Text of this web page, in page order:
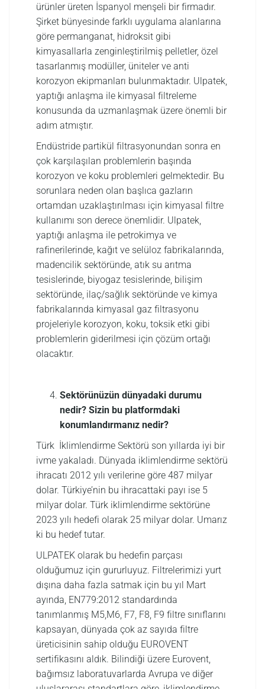
ürünler üreten İspanyol menşeli bir firmadır.
Şirket bünyesinde farklı uygulama alanlarına
göre permanganat, hidroksit gibi
kimyasallarla zenginleştirilmiş pelletler, özel
tasarlanmış modüller, üniteler ve anti
korozyon ekipmanları bulunmaktadır. Ulpatek,
yaptığı anlaşma ile kimyasal filtreleme
konusunda da uzmanlaşmak üzere önemli bir
adım atmıştır.
Endüstride partikül filtrasyonundan sonra en
çok karşılaşılan problemlerin başında
korozyon ve koku problemleri gelmektedir. Bu
sorunlara neden olan başlıca gazların
ortamdan uzaklaştırılması için kimyasal filtre
kullanımı son derece önemlidir. Ulpatek,
yaptığı anlaşma ile petrokimya ve
rafinerilerinde, kağıt ve selüloz fabrikalarında,
madencilik sektöründe, atık su arıtma
tesislerinde, biyogaz tesislerinde, bilişim
sektöründe, ilaç/sağlık sektöründe ve kimya
fabrikalarında kimyasal gaz filtrasyonu
projeleriyle korozyon, koku, toksik etki gibi
problemlerin giderilmesi için çözüm ortağı
olacaktır.
Sektörünüzün dünyadaki durumu
nedir? Sizin bu platformdaki
konumlandırmanız nedir?
Türk İklimlendirme Sektörü son yıllarda iyi bir
ivme yakaladı. Dünyada iklimlendirme sektörü
ihracatı 2012 yılı verilerine göre 487 milyar
dolar. Türkiye’nin bu ihracattaki payı ise 5
milyar dolar. Türk iklimlendirme sektörüne
2023 yılı hedefi olarak 25 milyar dolar. Umarız
ki bu hedef tutar.
ULPATEK olarak bu hedefin parçası
olduğumuz için gururluyuz. Filtrelerimizi yurt
dışına daha fazla satmak için bu yıl Mart
ayında, EN779:2012 standardında
tanımlanmış M5,M6, F7, F8, F9 filtre sınıflarını
kapsayan, dünyada çok az sayıda filtre
üreticisinin sahip olduğu EUROVENT
sertifikasını aldık. Bilindiği üzere Eurovent,
bağımsız laboratuvarlarda Avrupa ve diğer